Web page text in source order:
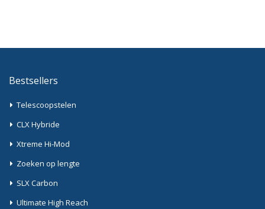
Bestsellers
Telescoopstelen
CLX Hybride
Xtreme Hi-Mod
Zoeken op lengte
SLX Carbon
Ultimate High Reach